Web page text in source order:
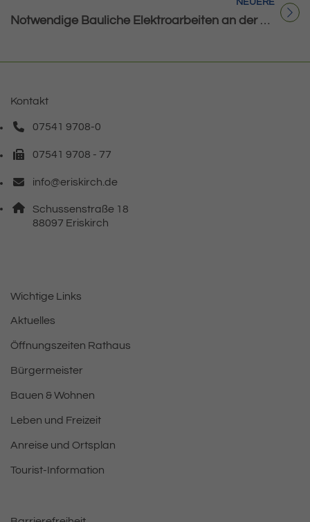
Titel für Beitrag
Notwendige Bauliche Elektroarbeiten an der Sporthalle
Kontakt
07541 9708-0
Telefonnummer: 0 7 5 4 1 9 7 0 8 0
07541 9708 - 77
Faxnummer: 0 7 5 4 1 9 7 0 8 7 7
info@eriskirch.de
E-Mail Adresse: info@eriskirch.de
Adresse:
Schussenstraße 18
88097 , 8 8 0 9 7
Eriskirch
Wichtige Links
Aktuelles
Öffnungszeiten Rathaus
Bürgermeister
Bauen & Wohnen
Leben und Freizeit
Anreise und Ortsplan
Tourist-Information